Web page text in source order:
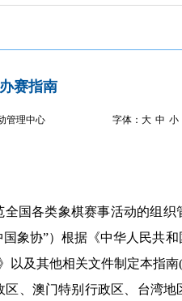
赛指南
管理中心 字体： 大 中 小
国各类象棋赛事活动的组
象协”）根据《中华人民共
及其他相关文件制定本指南(
、澳门特别行政区、台湾